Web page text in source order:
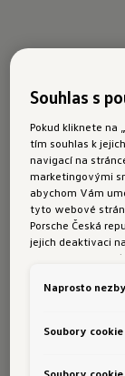
Naše
a testovány
spolupráci s
Výsledek:
odpovídají
modelu
silnici.
lze
"OE"
Souhlas s
Pokud kliknete na
tím souhlas k
navigací na
marketingovými
abychom Vám
tyto webové
Porsche Česká
jejich deaktivaci
části této stránky).
Naprosto
Soubory